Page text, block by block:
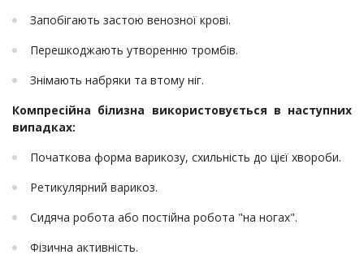
Запобігають застою венозної крові.
Перешкоджають утворенню тромбів.
Знімають набряки та втому ніг.
Компресійна білизна використовується в наступних
випадках:
Початкова форма варикозу, схильність до цієї хвороби.
Ретикулярний варикоз.
Сидяча робота або постійна робота "на ногах".
Фізична активність.